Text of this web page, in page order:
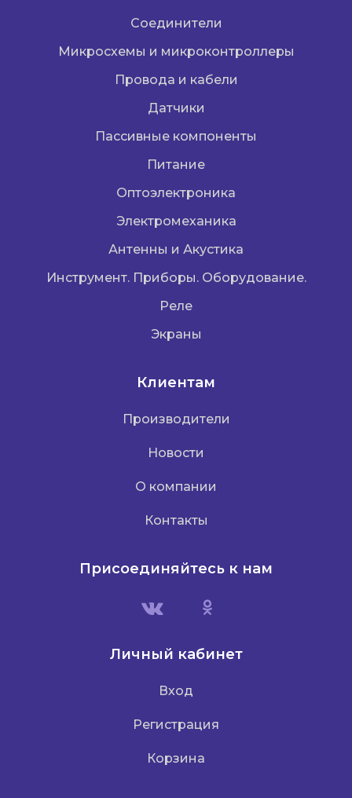
Соединители
Микросхемы и микроконтроллеры
Провода и кабели
Датчики
Пассивные компоненты
Питание
Оптоэлектроника
Электромеханика
Антенны и Акустика
Инструмент. Приборы. Оборудование.
Реле
Экраны
Клиентам
Производители
Новости
О компании
Контакты
Присоединяйтесь к нам
Личный кабинет
Вход
Регистрация
Корзина